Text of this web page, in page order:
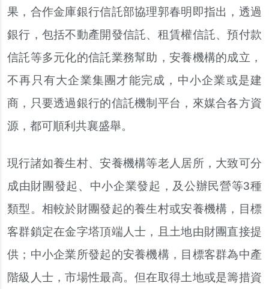
果，合作金庫銀行信託部協理郭春明即指出，透過
銀行，包括不動產開發信託、租賃權信託、預付款
信託等多元化的信託業務幫助，安養機構的成立，
不再只有大企業集團才能完成，中小企業或是建
商，只要透過銀行的信託機制平台，來媒合各方資
源，都可順利共襄盛舉。
現行諸如養生村、安養機構等老人居所，大致可分
成由財團發起、中小企業發起，及公辦民營等3種
類型。相較於財團發起的養生村或安養機構，目標
客群鎖定在金字塔頂端人士，且土地由財團直接提
供；中小企業所發起的安養機構，目標客群為中產
階級人士，市場性最高。但在取得土地或是籌措資